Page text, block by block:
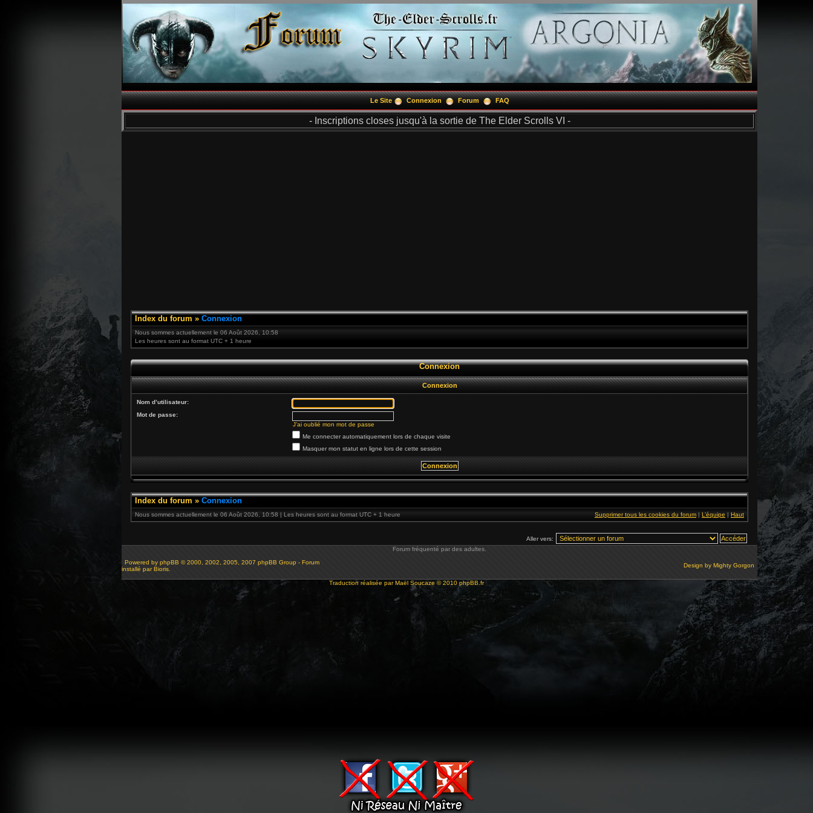
Le Site Connexion Forum FAQ
- Inscriptions closes jusqu'à la sortie de The Elder Scrolls VI -
Index du forum » Connexion
Nous sommes actuellement le 06 Août 2026, 10:58
Les heures sont au format UTC + 1 heure
Connexion
Connexion
Nom d’utilisateur:
Mot de passe:
J’ai oublié mon mot de passe
Me connecter automatiquement lors de chaque visite
Masquer mon statut en ligne lors de cette session
Index du forum » Connexion
Nous sommes actuellement le 06 Août 2026, 10:58 | Les heures sont au format UTC + 1 heure Supprimer tous les cookies du forum | L’équipe | Haut
Aller vers:
Forum fréquenté par des adultes.
Powered by phpBB © 2000, 2002, 2005, 2007 phpBB Group - Forum
installé par Bioris.
Design by Mighty Gorgon
Traduction réalisée parMaël Soucaze © 2010 phpBB.fr